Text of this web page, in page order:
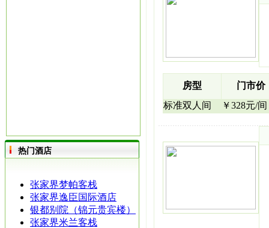
热门酒店
张家界梦帕客栈
张家界逸臣国际酒店
银都别院（锦元贵宾楼）
张家界米兰客栈
房型
门市价
标准双人间
￥328元/间